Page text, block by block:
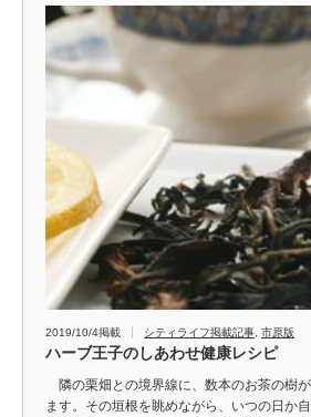
2019/10/4掲載 シティライフ掲載記事 市原版
ハーブ王子のしあわせ健康レシピ
隣の栗畑との境界線に、数本のお茶の樹
ます。その垣根を眺めながら、いつの日か